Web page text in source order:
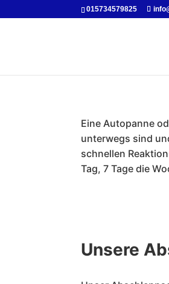
015734579825
Eine Autopanne
unterwegs sind
schnellen
Tag, 7 Tage die
Unsere